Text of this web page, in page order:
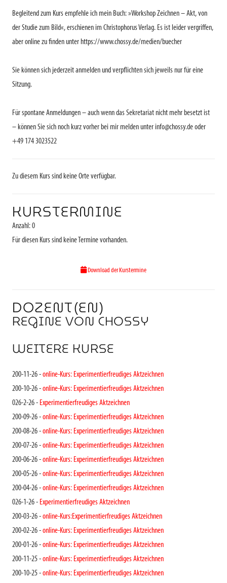
Begleitend zum Kurs empfehle ich mein Buch: »Workshop Zeichnen – Akt, von
der Studie zum Bild«, erschienen im Christophorus Verlag. Es ist leider vergriffen,
aber online zu finden unter https://www.chossy.de/medien/buecher
Sie können sich jederzeit anmelden und verpflichten sich jeweils nur für eine
Sitzung.
Für spontane Anmeldungen – auch wenn das Sekretariat nicht mehr besetzt ist
– können Sie sich noch kurz vorher bei mir melden unter info@chossy.de oder
+49 174 3023522
Zu diesem Kurs sind keine Orte verfügbar.
KURSTERMINE
Anzahl: 0
Für diesen Kurs sind keine Termine vorhanden.
Download der Kurstermine
DOZENT(EN)
REGINE VON CHOSSY
WEITERE KURSE
200-11-26 -online-Kurs: Experimentierfreudiges Aktzeichnen
200-10-26 -online-Kurs: Experimentierfreudiges Aktzeichnen
026-2-26 - Experimentierfreudiges Aktzeichnen
200-09-26 -online-Kurs: Experimentierfreudiges Aktzeichnen
200-08-26 -online-Kurs: Experimentierfreudiges Aktzeichnen
200-07-26 -online-Kurs: Experimentierfreudiges Aktzeichnen
200-06-26 -online-Kurs: Experimentierfreudiges Aktzeichnen
200-05-26 -online-Kurs: Experimentierfreudiges Aktzeichnen
200-04-26 -online-Kurs: Experimentierfreudiges Aktzeichnen
026-1-26 - Experimentierfreudiges Aktzeichnen
200-03-26 -online-Kurs:Experimentierfreudiges Aktzeichnen
200-02-26 -online-Kurs: Experimentierfreudiges Aktzeichnen
200-01-26 -online-Kurs: Experimentierfreudiges Aktzeichnen
200-11-25 -online-Kurs: Experimentierfreudiges Aktzeichnen
200-10-25 -online-Kurs: Experimentierfreudiges Aktzeichnen